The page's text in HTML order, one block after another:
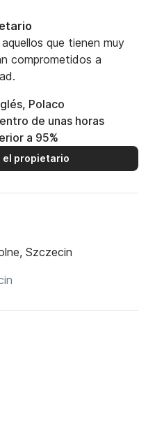
que tienen muy
comprometidos a
Polaco
de unas horas
a 95%
el propietario
Szczecin